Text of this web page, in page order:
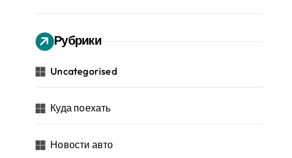
Рубрики
Uncategorised
Куда поехать
Новости авто